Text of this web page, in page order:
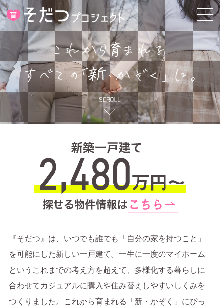
『そだつ』は、いつでも誰でも「自分の家を持つこと」
を可能にした新しい一戸建て。一生に一度のマイホーム
というこれまでの考え方を超えて、 多様化する暮らしに
合わせてカジュアルに購入や住み替えしやすいしくみを
つくりました。 これから育まれる「新・かぞく」にぴっ